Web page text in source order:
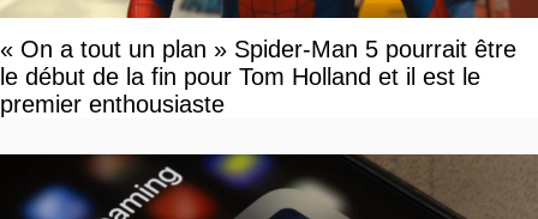
« On a tout un plan » Spider-Man 5 pourrait être
le début de la fin pour Tom Holland et il est le
premier enthousiaste